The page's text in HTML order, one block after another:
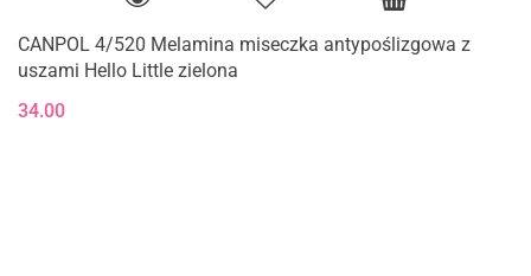
CANPOL 4/520 Melamina miseczka antypoślizgowa z
uszami Hello Little zielona
34.00